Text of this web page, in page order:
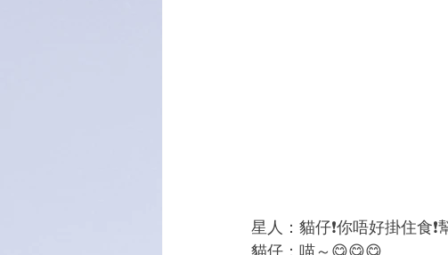
星人：貓仔❗️你唔好掛住食❗️